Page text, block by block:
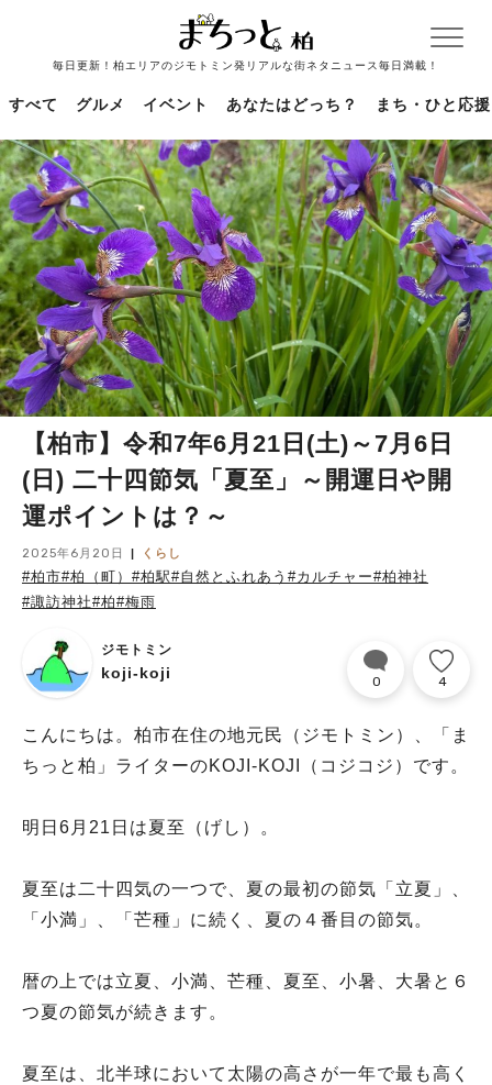
毎日更新！柏エリアのジモトミン発リアルな街ネタニュース毎日満載！
すべて グルメ イベント あなたはどっち？ まち・ひと応援
【柏市】令和7年6月21日(土)～7月6日
(日) 二十四節気「夏至」～開運日や開
運ポイントは？～
2025年6月20日 くらし
#柏市#柏（町） #柏駅#自然とふれあう #カルチャー#柏神社
#諏訪神社#柏#梅雨
ジモトミン
koji-koji 0 4
こんにちは。柏市在住の地元民（ジモトミン）、「ま
ちっと柏」ライターのKOJI-KOJI（コジコジ）です。
明日6月21日は夏至（げし）。
夏至は二十四気の一つで、夏の最初の節気「立夏」、
「小満」、「芒種」に続く、夏の４番目の節気。
暦の上では立夏、小満、芒種、夏至、小暑、大暑と６
つ夏の節気が続きます。
夏至は、北半球において太陽の高さが一年で最も高く